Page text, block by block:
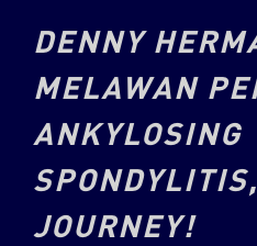
DENNY
MELAWAN
ANKYLOSING
JOURNEY!